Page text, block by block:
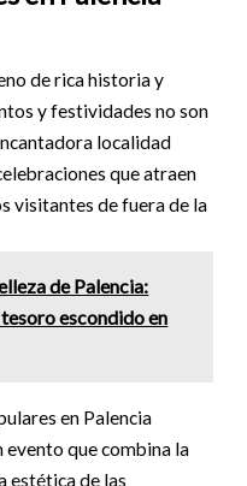
de rica historia y
y festividades no son
localidad
que atraen
visitantes de fuera de la
de Palencia:
escondido en
en Palencia
evento que combina la
estética de las